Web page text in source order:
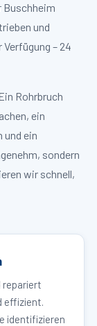
Buschheim
und
– 24
Rohrbruch
ein
und ein
sondern
wir schnell,
repariert
effizient.
identifizieren